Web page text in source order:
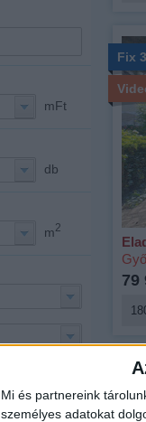
Mi és partnereink
személyes adatokat
mFt
db
m2
Fix
79